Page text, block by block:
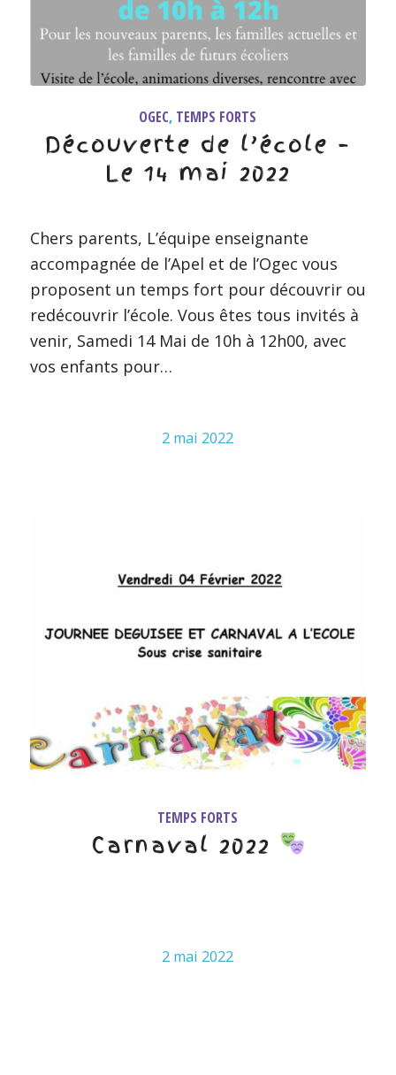
OGEC, TEMPS FORTS
Découverte de l’école –
Le 14 mai 2022
Chers parents, L’équipe enseignante
accompagnée de l’Apel et de l’Ogec vous
proposent un temps fort pour découvrir ou
redécouvrir l’école. Vous êtes tous invités à
venir, Samedi 14 Mai de 10h à 12h00, avec
vos enfants pour…
2 mai 2022
TEMPS FORTS
Carnaval 2022
2 mai 2022